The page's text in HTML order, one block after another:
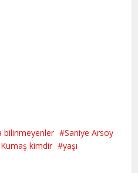
bilinmeyenler
Saniye Arsoy
kimdir
yaşı